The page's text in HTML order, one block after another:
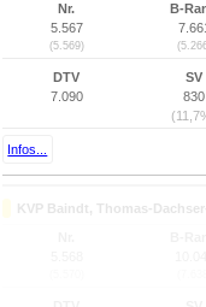
Nr.
5.567
(5.569)
B-
7.661
DTV
7.090
SV
830
Infos...
KVP Baindt, Thomas-